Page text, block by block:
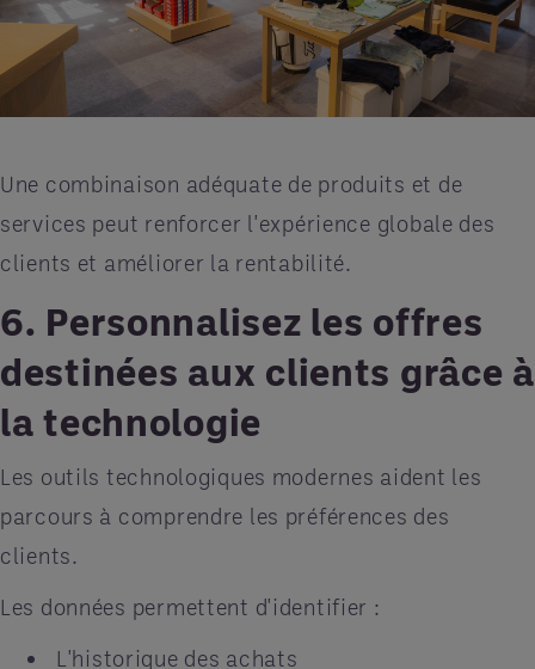
Une combinaison adéquate de produits et de
services peut renforcer l'expérience globale des
clients et améliorer la rentabilité.
6. Personnalisez les offres
destinées aux clients grâce à
la technologie
Les outils technologiques modernes aident les
parcours à comprendre les préférences des
clients.
Les données permettent d'identifier :
L'historique des achats